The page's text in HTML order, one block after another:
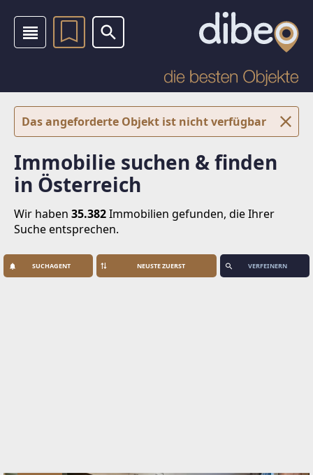
Das angeforderte Objekt ist nicht verfügbar
Immobilie suchen & finden
in Österreich
Wir haben 35.382Immobilien gefunden, die Ihrer
Suche entsprechen.
SUCHAGENT VERFEINERN